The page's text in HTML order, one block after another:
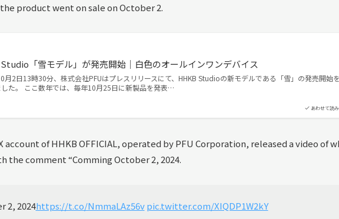
product went on sale on October 2.
あわせて読
「雪モデル」が発売開始｜白色のオールインワンデバイス
月2日13時30分、株式会社PFUはプレスリリースにて、HHKB Studioの新モデルである「雪」の発売開始を
た。 ここ数年では、毎年10月25日に新製品を発表…
account of HHKB OFFICIAL, operated by PFU Corporation, released a video of
comment “Comming October 2, 2024.
2, 2024https://t.co/NmmaLAz56v pic.twitter.com/XIQDP1W2kY